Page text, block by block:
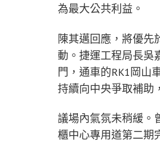
為最大公共利益。
陳其邁回應，將優先
動。捷運工程局長吳
門，通車的RK1岡山
持續向中央爭取補助
議場內氣氛未稍緩。
櫃中心專用道第二期